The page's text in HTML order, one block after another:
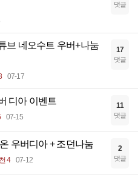
댓글
브 네오수트 우버+나눔
07-17
17
댓글
디아 이벤트
07-15
11
댓글
우버디아 + 조던나눔
4 07-12
2
댓글